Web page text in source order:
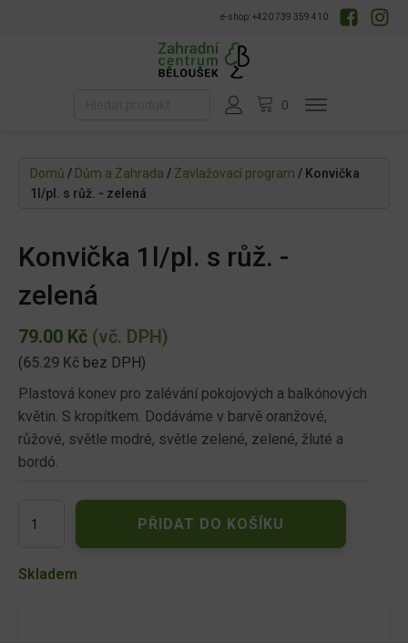
e-shop: +420 739 359 410
Domů / Dům a Zahrada / Zavlažovací program / Konvička
1l/pl. s růž. - zelená
Konvička 1l/pl. s růž. -
zelená
79.00 Kč (vč. DPH)
(65.29 Kč bez DPH)
Plastová konev pro zalévání pokojových a balkónových
květin. S kropítkem. Dodáváme v barvě oranžové,
růžové, světle modré, světle zelené, zelené, žluté a
bordó.
1l/pl.
růž.
PŘIDAT DO KOŠÍKU
Skladem